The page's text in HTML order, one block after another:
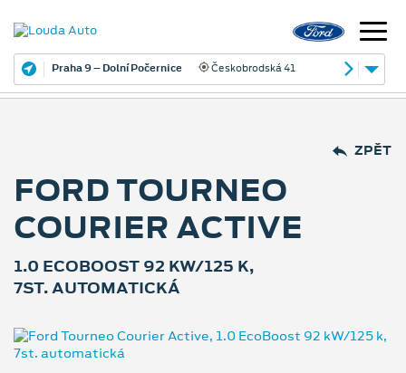
Praha 9 – Dolní Počernice Českobrodská 41
ZPĚT
FORD TOURNEO
COURIER ACTIVE
1.0 ECOBOOST 92 KW/125 K,
7ST. AUTOMATICKÁ